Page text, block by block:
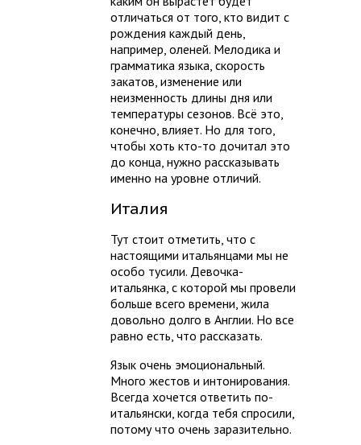
отличаться от того, кто видит с
рождения каждый день,
например, оленей. Мелодика и
грамматика языка, скорость
закатов, изменение или
неизменность длины дня или
температуры сезонов. Всё это,
конечно, влияет. Но для того,
чтобы хоть кто-то дочитал это
до конца, нужно рассказывать
именно на уровне отличий.
Италия
Тут стоит отметить, что с
настоящими итальянцами мы не
особо тусили. Девочка-
итальянка, с которой мы провели
больше всего времени, жила
довольно долго в Англии. Но все
равно есть, что рассказать.
Язык очень эмоциональный.
Много жестов и интонирования.
Всегда хочется ответить по-
итальянски, когда тебя спросили,
потому что очень заразительно.